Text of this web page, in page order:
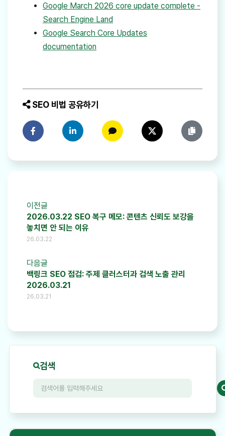
Google March 2026 core update complete -
Search Engine Land
Google Search Core Updates
documentation
SEO 비법 공유하기
페이스북에 공유하기링크드인에 공유하기카카오톡에 공유하기트위터에 공유하기링크 복사
이전글
2026.03.22 SEO 복구 메모: 콘텐츠 신뢰도 보강을
놓치면 안 되는 이유
26.03.22
다음글
백링크 SEO 점검: 주제 클러스터과 검색 노출 관리
2026.03.21
26.03.21
검색